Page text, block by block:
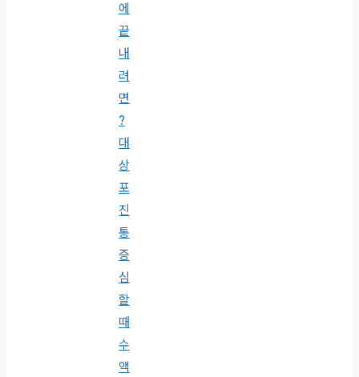
에
끝
내
려
면
?
대
상
포
진
통
증
심
할
때
수
액